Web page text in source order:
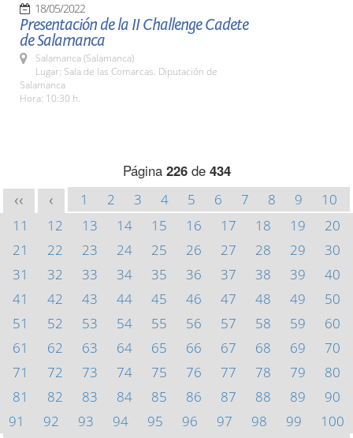
18/05/2022
Presentación de la II Challenge Cadete
de Salamanca
Salamanca (Salamanca)
Lugar: Sala de las Comarcas. Diputación de
Salamanca
Hora: 10:30 h.
Página 226de 434
<< < 1 2 3 4 5 6 7 8 9
10
11
12 13 14 15 16 17 18 19
20
21
22 23 24 25 26 27 28 29
30
31
32 33 34 35 36 37 38 39
40
41
42 43 44 45 46 47 48 49
50
51
52 53 54 55 56 57 58 59
60
61
62 63 64 65 66 67 68 69
70
71
72 73 74 75 76 77 78 79
80
81
82 83 84 85 86 87 88 89
90
91
92 93 94 95 96 97 98 99
100